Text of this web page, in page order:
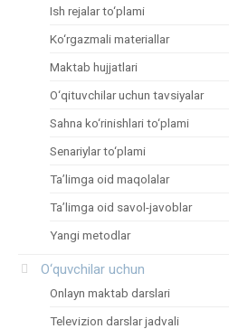
Ish rejalar to‘plami
Ko‘rgazmali materiallar
Maktab hujjatlari
O‘qituvchilar uchun tavsiyalar
Sahna ko‘rinishlari to‘plami
Senariylar to‘plami
Ta’limga oid maqolalar
Ta’limga oid savol-javoblar
Yangi metodlar
O‘quvchilar uchun
Onlayn maktab darslari
Televizion darslar jadvali